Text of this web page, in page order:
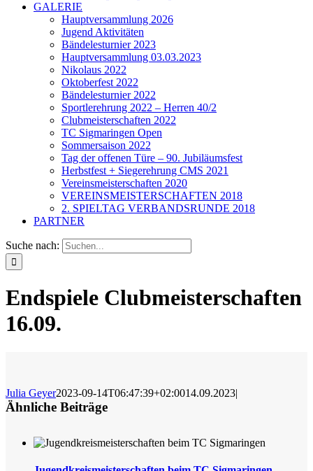
GALERIE
Hauptversammlung 2026
Jugend Aktivitäten
Bändelesturnier 2023
Hauptversammlung 03.03.2023
Nikolaus 2022
Oktoberfest 2022
Bändelesturnier 2022
Sportlerehrung 2022 – Herren 40/2
Clubmeisterschaften 2022
TC Sigmaringen Open
Sommersaison 2022
Tag der offenen Türe – 90. Jubiläumsfest
Herbstfest + Siegerehrung CMS 2021
Vereinsmeisterschaften 2020
VEREINSMEISTERSCHAFTEN 2018
2. SPIELTAG VERBANDSRUNDE 2018
PARTNER
Suche nach:
Endspiele Clubmeisterschaften
16.09.
Julia Geyer2023-09-14T06:47:39+02:0014.09.2023|
Ähnliche Beiträge